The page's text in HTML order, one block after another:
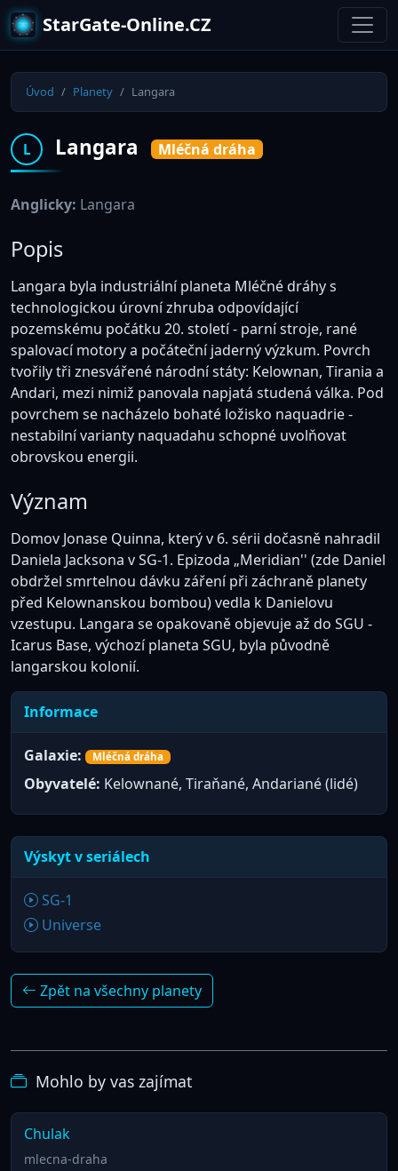
StarGate-Online.CZ
Úvod Planety Langara
L Langara Mléčná dráha
Anglicky: Langara
Popis
Langara byla industriální planeta Mléčné dráhy s
technologickou úrovní zhruba odpovídající
pozemskému počátku 20. století - parní stroje, rané
spalovací motory a počáteční jaderný výzkum. Povrch
tvořily tři znesvářené národní státy: Kelownan, Tirania a
Andari, mezi nimiž panovala napjatá studená válka. Pod
povrchem se nacházelo bohaté ložisko naquadrie -
nestabilní varianty naquadahu schopné uvolňovat
obrovskou energii.
Význam
Domov Jonase Quinna, který v 6. sérii dočasně nahradil
Daniela Jacksona v SG-1. Epizoda „Meridian'' (zde Daniel
obdržel smrtelnou dávku záření při záchraně planety
před Kelownanskou bombou) vedla k Danielovu
vzestupu. Langara se opakovaně objevuje až do SGU -
Icarus Base, výchozí planeta SGU, byla původně
langarskou kolonií.
Informace
Galaxie: Mléčná dráha
Obyvatelé: Kelownané, Tiraňané, Andariané (lidé)
Výskyt v seriálech
SG-1
Universe
Zpět na všechny planety
Mohlo by vas zajímat
Chulak
mlecna-draha